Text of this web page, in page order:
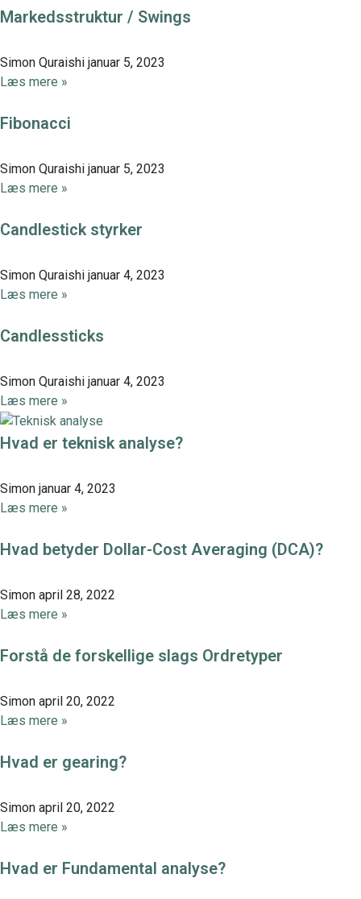
Markedsstruktur / Swings
Simon Quraishi januar 5, 2023
Læs mere »
Fibonacci
Simon Quraishi januar 5, 2023
Læs mere »
Candlestick styrker
Simon Quraishi januar 4, 2023
Læs mere »
Candlessticks
Simon Quraishi januar 4, 2023
Læs mere »
Hvad er teknisk analyse?
Simon januar 4, 2023
Læs mere »
Hvad betyder Dollar-Cost Averaging (DCA)?
Simon april 28, 2022
Læs mere »
Forstå de forskellige slags Ordretyper
Simon april 20, 2022
Læs mere »
Hvad er gearing?
Simon april 20, 2022
Læs mere »
Hvad er Fundamental analyse?